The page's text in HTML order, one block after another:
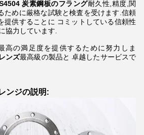
炭素鋼板のフラング耐久性,精度,関
ために厳格な試験と検査を受けます.信頼
提供することに コミットしている信頼性
協力しています.
高の満足度を提供するために努力しま
ンズ最高級の製品と 卓越したサービスで
ンジの説明: